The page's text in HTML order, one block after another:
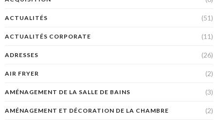
ACTUALITÉS (51)
ACTUALITÉS CORPORATE (11)
ADRESSES (26)
AIR FRYER (2)
AMÉNAGEMENT DE LA SALLE DE BAINS (3)
AMÉNAGEMENT ET DÉCORATION DE LA CHAMBRE (2)